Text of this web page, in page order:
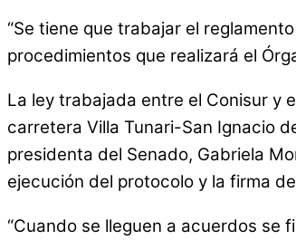
“Se tiene que trabajar el
procedimientos que realizará el
La ley trabajada entre el Conisur y
carretera Villa Tunari-San Ignacio
presidenta del Senado, Gabriela
ejecución del protocolo y la firma
“Cuando se lleguen a acuerdos se